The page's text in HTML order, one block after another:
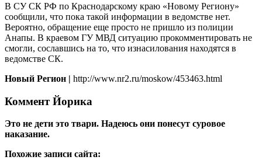
В СУ СК РФ по Краснодарскому краю «Новому Региону»
сообщили, что пока такой информации в ведомстве нет.
Вероятно, обращение еще просто не пришло из полиции
Анапы. В краевом ГУ МВД ситуацию прокомментировать не
смогли, сославшись на то, что изнасилования находятся в
ведомстве СК.
Новый Регион | http://www.nr2.ru/moskow/453463.html
Коммент Йорика
Это не дети это твари. Надеюсь они понесут суровое
наказание.
Похожие записи сайта: